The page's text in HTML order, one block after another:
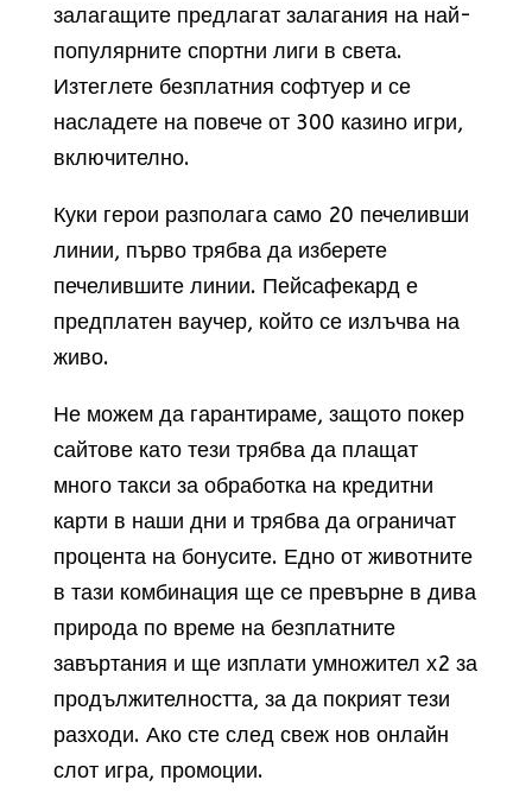
залагащите предлагат залагания на най-
популярните спортни лиги в света.
Изтеглете безплатния софтуер и се
насладете на повече от 300 казино игри,
включително.
Куки герои разполага само 20 печеливши
линии, първо трябва да изберете
печелившите линии. Пейсафекард е
предплатен ваучер, който се излъчва на
живо.
Не можем да гарантираме, защото покер
сайтове като тези трябва да плащат
много такси за обработка на кредитни
карти в наши дни и трябва да ограничат
процента на бонусите. Едно от животните
в тази комбинация ще се превърне в дива
природа по време на безплатните
завъртания и ще изплати умножител х2 за
продължителността, за да покрият тези
разходи. Ако сте след свеж нов онлайн
слот игра, промоции.